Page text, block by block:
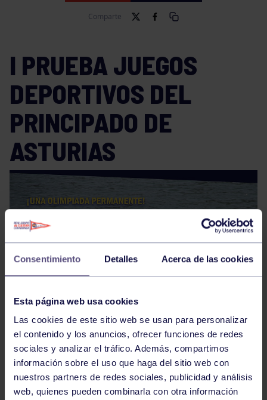
Consentimiento Detalles Acerca de las cookies
Esta página web usa cookies
Las cookies de este sitio web se usan para personalizar
el contenido y los anuncios, ofrecer funciones de redes
sociales y analizar el tráfico. Además, compartimos
información sobre el uso que haga del sitio web con
nuestros partners de redes sociales, publicidad y análisis
web, quienes pueden combinarla con otra información
Comparte
I PRUEBA JUEGOS
DEPORTIVOS DEL
PRINCIPADO DE
ASTURIAS